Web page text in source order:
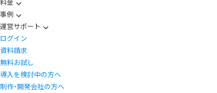
料金
事例
運営サポート
ログイン
資料請求
無料お試し
導入を検討中の方へ
制作・開発会社の方へ